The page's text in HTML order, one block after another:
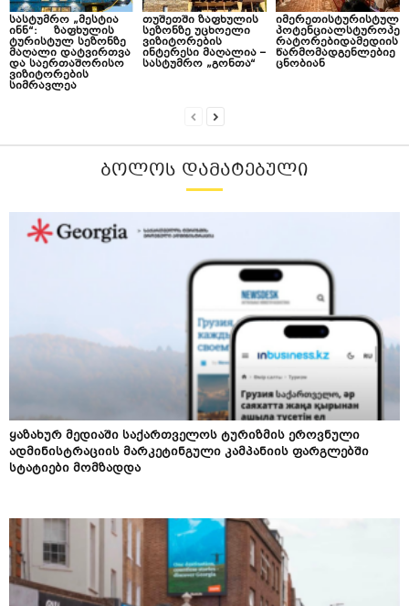
სასტუმრო „მესტია
ინნ“: ზაფხულის
ტურისტულ სეზონზე
მაღალი დატვირთვა
და საერთაშორისო
ვიზიტორების
სიმრავლეა
თუშეთში ზაფხულის
სეზონზე უცხოელი
ვიზიტორების
ინტერესი მაღალია –
სასტუმრო „გონთა“
იმერეთისტურისტულ
პოტენციალსტუროპე
რატორებიდამედიის
წარმომადგენლებიე
ცნობიან
ᲑᲝᲚᲝᲡ ᲓᲐᲛᲐᲢᲔᲑᲣᲚᲘ
ყაზახურ მედიაში საქართველოს ტურიზმის ეროვნული
ადმინისტრაციის მარკეტინგული კამპანიის ფარგლებში
სტატიები მომზადდა